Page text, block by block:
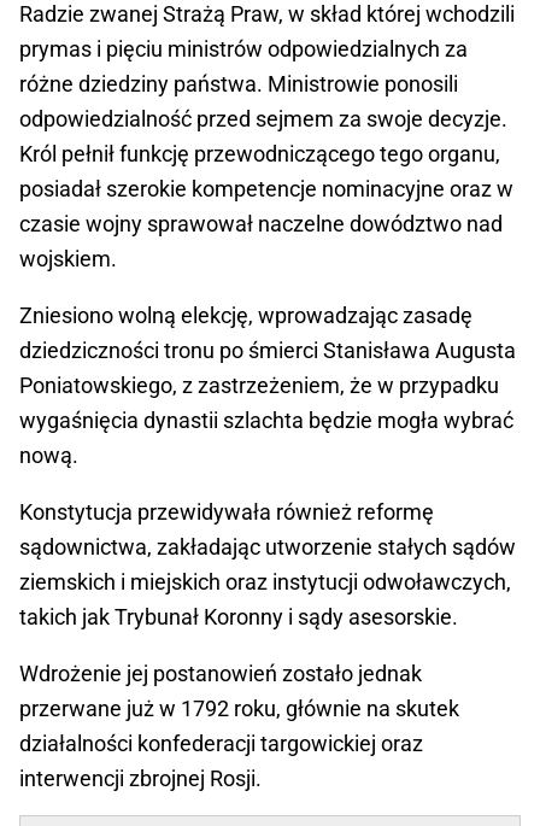
Radzie zwanej Strażą Praw, w skład której wchodzili
prymas i pięciu ministrów odpowiedzialnych za
różne dziedziny państwa. Ministrowie ponosili
odpowiedzialność przed sejmem za swoje decyzje.
Król pełnił funkcję przewodniczącego tego organu,
posiadał szerokie kompetencje nominacyjne oraz w
czasie wojny sprawował naczelne dowództwo nad
wojskiem.
Zniesiono wolną elekcję, wprowadzając zasadę
dziedziczności tronu po śmierci Stanisława Augusta
Poniatowskiego, z zastrzeżeniem, że w przypadku
wygaśnięcia dynastii szlachta będzie mogła wybrać
nową.
Konstytucja przewidywała również reformę
sądownictwa, zakładając utworzenie stałych sądów
ziemskich i miejskich oraz instytucji odwoławczych,
takich jak Trybunał Koronny i sądy asesorskie.
Wdrożenie jej postanowień zostało jednak
przerwane już w 1792 roku, głównie na skutek
działalności konfederacji targowickiej oraz
interwencji zbrojnej Rosji.